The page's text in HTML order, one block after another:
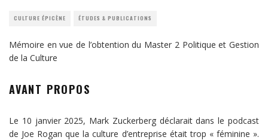
CULTURE ÉPICÈNE ÉTUDES & PUBLICATIONS
Mémoire en vue de l’obtention du Master 2 Politique et Gestion
de la Culture
AVANT PROPOS
Le 10 janvier 2025, Mark Zuckerberg déclarait dans le podcast
de Joe Rogan que la culture d’entreprise était trop « féminine ».